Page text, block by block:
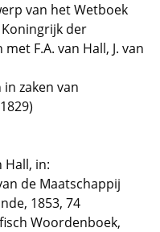
van het Wetboek
der
F.A. van Hall, J. van
zaken van
Hall, in:
de Maatschappij
1853, 74
Woordenboek,